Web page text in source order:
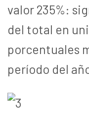
valor 235%:
del total en
porcentuales
período del